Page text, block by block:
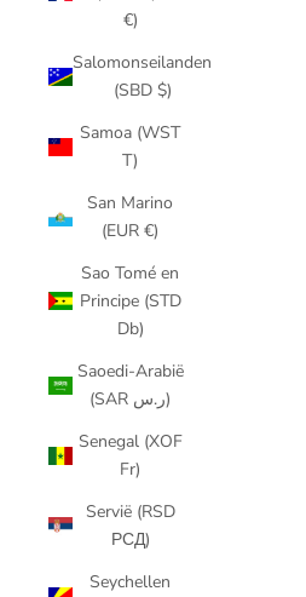
€)
Salomonseilanden
(SBD $)
Samoa (WST
T)
San Marino
(EUR €)
Sao Tomé en
Principe (STD
Db)
Saoedi-Arabië
(SAR ر.س)
Senegal (XOF
Fr)
Servië (RSD
РСД)
Seychellen